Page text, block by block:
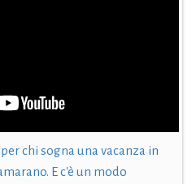
chi sogna una vacanza in
E c'è un modo